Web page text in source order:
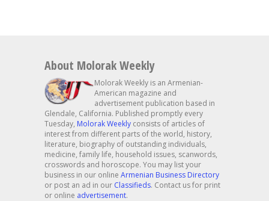
About Molorak Weekly
Molorak Weekly is an Armenian-
American magazine and
advertisement publication based in
Glendale, California. Published promptly every
Tuesday, Molorak Weekly consists of articles of
interest from different parts of the world, history,
literature, biography of outstanding individuals,
medicine, family life, household issues, scanwords,
crosswords and horoscope. You may list your
business in our online Armenian Business Directory
or post an ad in our Classifieds. Contact us for print
or online advertisement.